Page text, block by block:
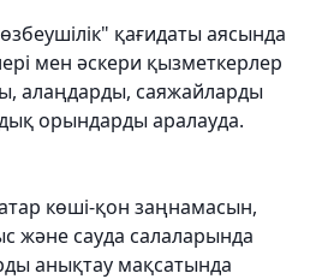
қағидаты аясында
мен әскери қызметкерлер
алаңдарды, саяжайларды
орындарды аралауда.
көші-қон заңнамасын,
және сауда салаларында
анықтау мақсатында